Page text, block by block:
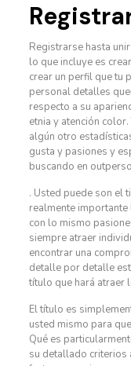
Registrarse hasta
lo que incluye es
crear un perfil que tu
personal detalles
respecto a su
etnia y atención
algún otro
gusta y pasiones y
buscando en
. Usted puede son el
realmente
con lo mismo
siempre atraer
encontrar una
detalle por detalle
título que hará atraer
El título es
usted mismo para
Qué es
su detallado criterios